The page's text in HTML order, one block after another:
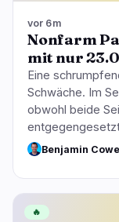
vor 6m
Nonfarm
mit nur
Eine
Schwäche. Im
obwohl beide
Benjamin
🔥